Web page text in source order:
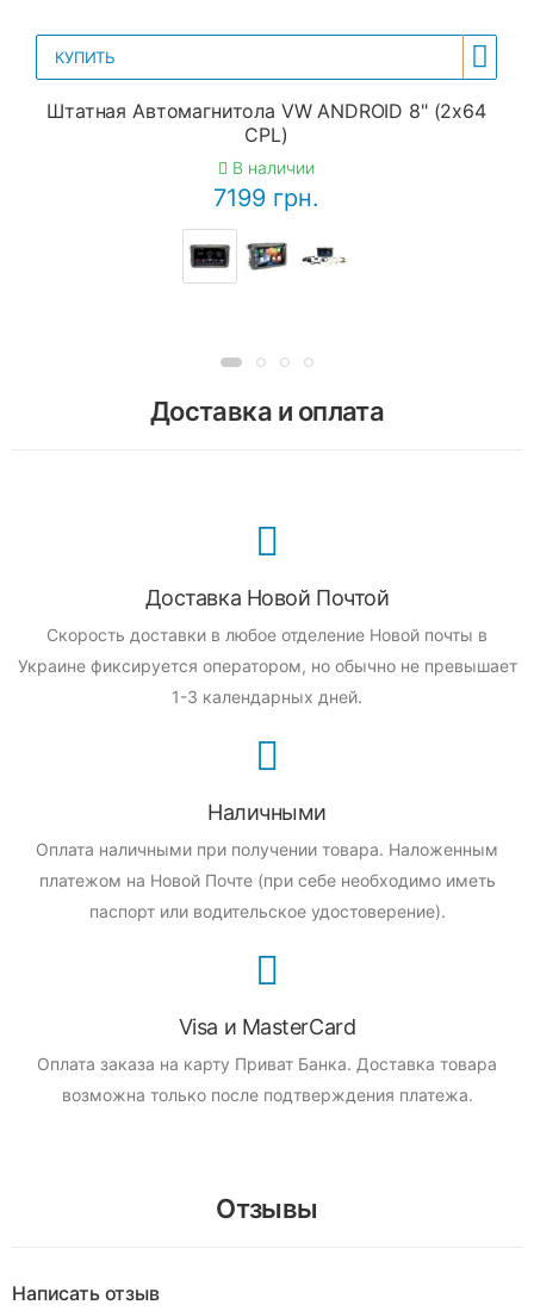
КУПИТЬ
Штатная Автомагнитола VW ANDROID 8" (2x64
CPL)
В наличии
7199 грн.
Доставка и оплата
Доставка Новой Почтой
Скорость доставки в любое отделение Новой почты в
Украине фиксируется оператором, но обычно не превышает
1-3 календарных дней.
Наличными
Оплата наличными при получении товара. Наложенным
платежом на Новой Почте (при себе необходимо иметь
паспорт или водительское удостоверение).
Visa и MasterCard
Оплата заказа на карту Приват Банка. Доставка товара
возможна только после подтверждения платежа.
Отзывы
Написать отзыв